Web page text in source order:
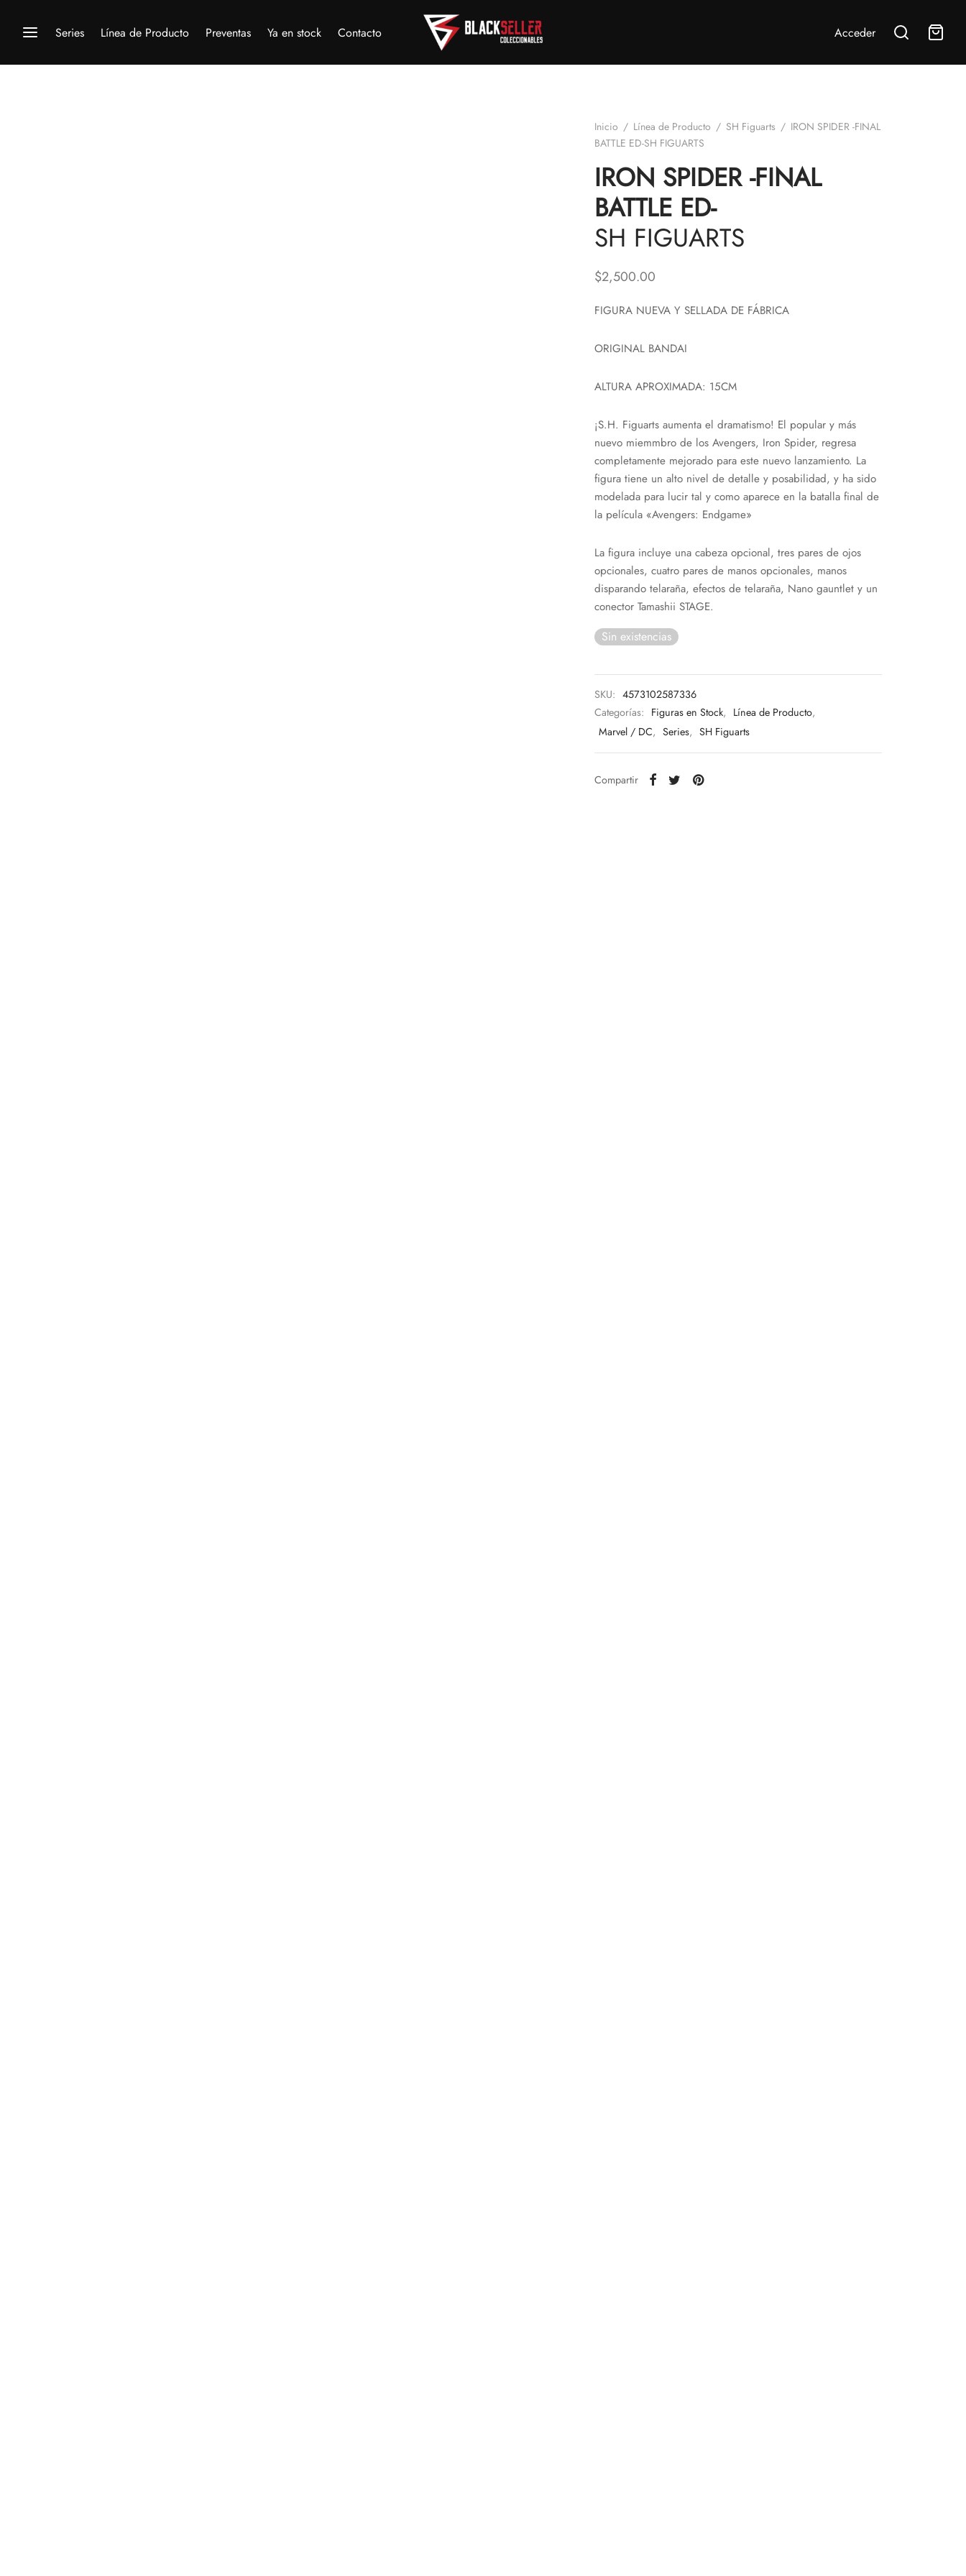
Series Línea de Producto Preventas Ya en stock Contacto Acceder
Inicio / Línea de Producto / SH Figuarts / IRON SPIDER -FINAL
BATTLE ED-SH FIGUARTS
IRON SPIDER -FINAL
BATTLE ED-
SH FIGUARTS
$2,500.00
FIGURA NUEVA Y SELLADA DE FÁBRICA
ORIGINAL BANDAI
ALTURA APROXIMADA: 15CM
¡S.H. Figuarts aumenta el dramatismo! El popular y más
nuevo miemmbro de los Avengers, Iron Spider, regresa
completamente mejorado para este nuevo lanzamiento. La
figura tiene un alto nivel de detalle y posabilidad, y ha sido
modelada para lucir tal y como aparece en la batalla final de
la película «Avengers: Endgame»
La figura incluye una cabeza opcional, tres pares de ojos
opcionales, cuatro pares de manos opcionales, manos
disparando telaraña, efectos de telaraña, Nano gauntlet y un
conector Tamashii STAGE.
Sin existencias
SKU: 4573102587336
Categorías: Figuras en Stock, Línea de Producto,
Marvel / DC, Series, SH Figuarts
Compartir